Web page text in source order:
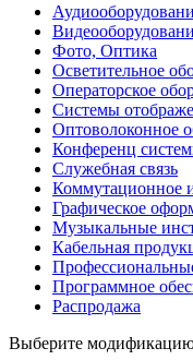
Фото, Оптика
Осветительное
Операторское
Системы
Оптоволоконное
Конференц
Служебная связь
Коммутационное
Графическое
Музыкальные
Кабельная
Программное
Распродажа
Выберите модификацию